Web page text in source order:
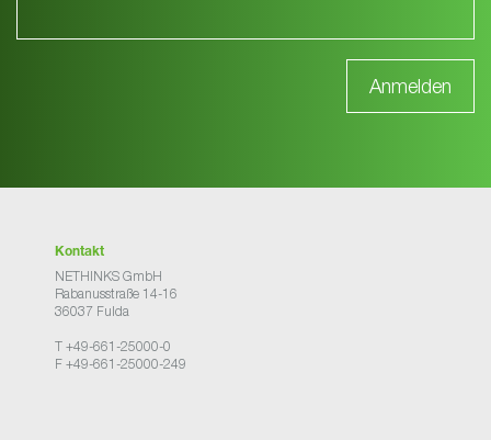
Kontakt
NETHINKS GmbH
Rabanusstraße 14-16
36037 Fulda
T +49-661-25000-0
F +49-661-25000-249